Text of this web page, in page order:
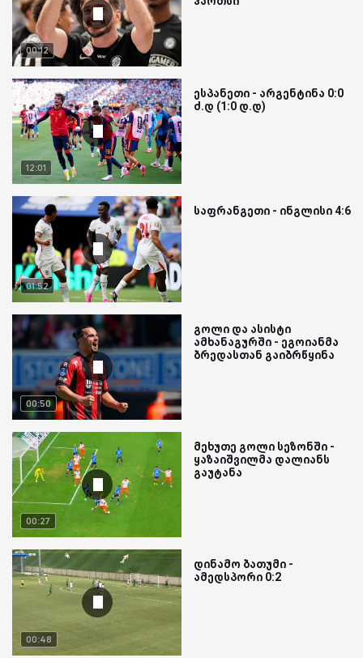
00:12
12:01
ესპანეთი - არგენტინა 0:0
ძ.დ (1:0 დ.დ)
01:52
საფრანგეთი - ინგლისი 4:6
00:50
გოლი და ასისტი
ამხანაგურში - ეგოიანმა
ბრედასთან გაიბრწყინა
00:27
მეხუთე გოლი სეზონში -
ყაზაიშვილმა დალიანს
გაუტანა
00:48
დინამო ბათუმი -
ამედსპორი 0:2